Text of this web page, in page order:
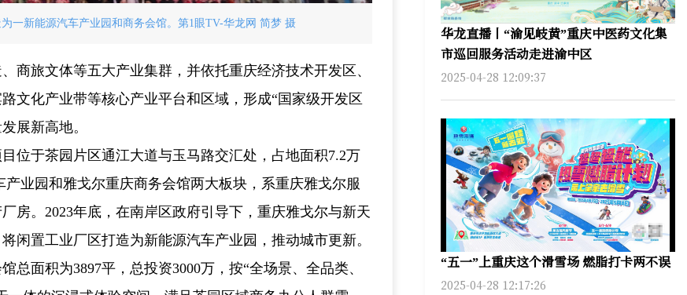
一新能源汽车产业园和商务会馆。第1眼TV-华龙网 简梦 摄
商旅文体等五大产业集群，并依托重庆经济技术开发区、
文化产业带等核心产业平台和区域，形成“国家级开发区
展新高地。
位于茶园片区通江大道与玉马路交汇处，占地面积7.2万
业园和雅戈尔重庆商务会馆两大板块，系重庆雅戈尔服
房。2023年底，在南岸区政府引导下，重庆雅戈尔与新天
闲置工业厂区打造为新能源汽车产业园，推动城市更新。
总面积为3897平，总投资3000万，按“全场景、全品类、
华龙直播丨“渝见岐黄”重庆中医药文化集
市巡回服务活动走进渝中区
2025-04-28 12:09:37
“五一”上重庆这个滑雪场 燃脂打卡两不误
2025-04-28 12:17:26